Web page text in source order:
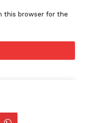
this browser for the